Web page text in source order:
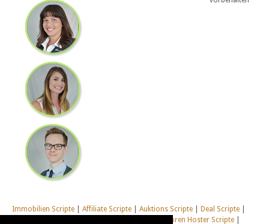
Immobilien Scripte Affiliate Scripte Auktions Scripte Deal Scripte
Foren Hoster Scripte